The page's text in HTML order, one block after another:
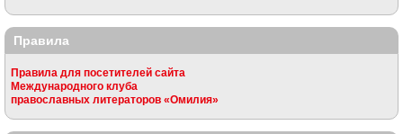
Правила
Правила для посетителей сайта
Международного клуба
православных литераторов «Омилия»